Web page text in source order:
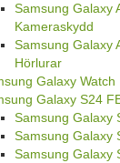
Samsung Galaxy
Kameraskydd
Samsung Galaxy
Hörlurar
Galaxy Watch
Galaxy S24
Samsung Galaxy
Samsung Galaxy
Samsung Galaxy